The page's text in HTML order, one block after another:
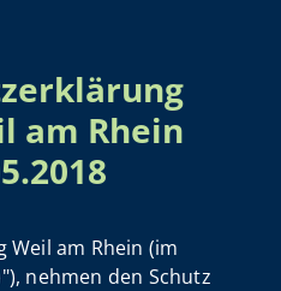
am Rhein
am Rhein (im
nehmen den Schutz